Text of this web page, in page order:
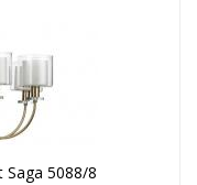
Saga 5088/8